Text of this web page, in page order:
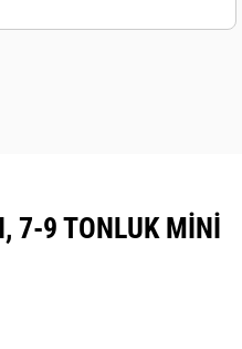
7-9 TONLUK MINI